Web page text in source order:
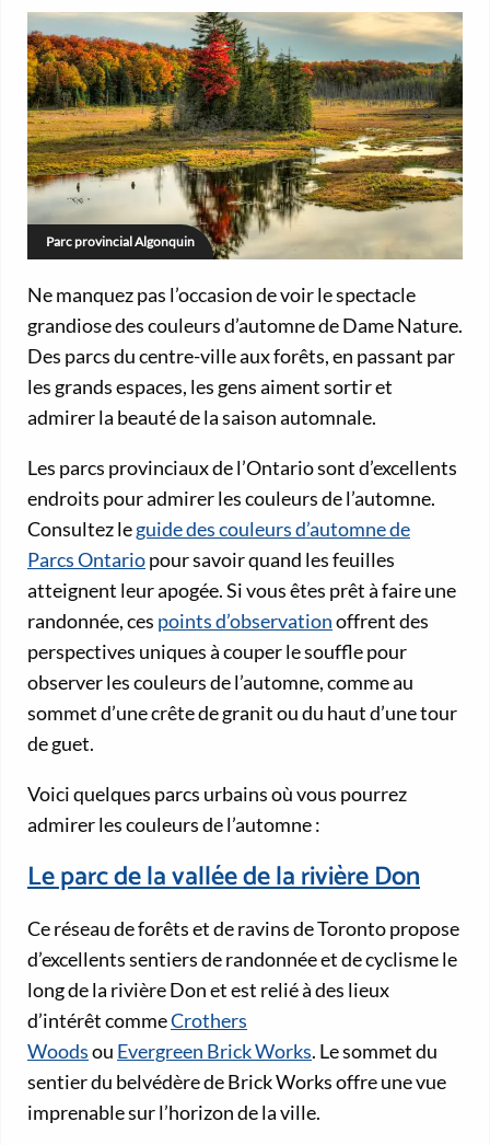
Parc provincial Algonquin
Ne manquez pas l’occasion de voir le spectacle
grandiose des couleurs d’automne de Dame Nature.
Des parcs du centre-ville aux forêts, en passant par
les grands espaces, les gens aiment sortir et
admirer la beauté de la saison automnale.
Les parcs provinciaux de l’Ontario sont d’excellents
endroits pour admirer les couleurs de l’automne.
Consultez leguide des couleurs d’automne de
Parcs Ontariopour savoir quand les feuilles
atteignent leur apogée. Si vous êtes prêt à faire une
randonnée, ces points d’observationoffrent des
perspectives uniques à couper le souffle pour
observer les couleurs de l’automne, comme au
sommet d’une crête de granit ou du haut d’une tour
de guet.
Voici quelques parcs urbains où vous pourrez
admirer les couleurs de l’automne :
Le parc de la vallée de la rivière Don
Ce réseau de forêts et de ravins de Toronto propose
d’excellents sentiers de randonnée et de cyclisme le
long de la rivière Don et est relié à des lieux
d’intérêt commeCrothers
Woodsou Evergreen Brick Works. Le sommet du
sentier du belvédère de Brick Works offre une vue
imprenable sur l’horizon de la ville.